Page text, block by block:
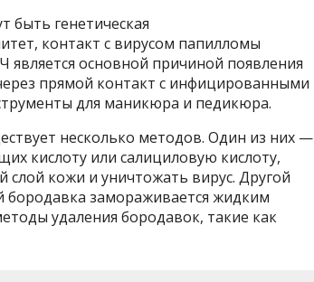
быть генетическая
контакт с вирусом папилломы
основной причиной появления
прямой контакт с инфицированными
для маникюра и педикюра.
несколько методов. Один из них —
кислоту или салициловую кислоту,
кожи и уничтожать вирус. Другой
замораживается жидким
удаления бородавок, такие как